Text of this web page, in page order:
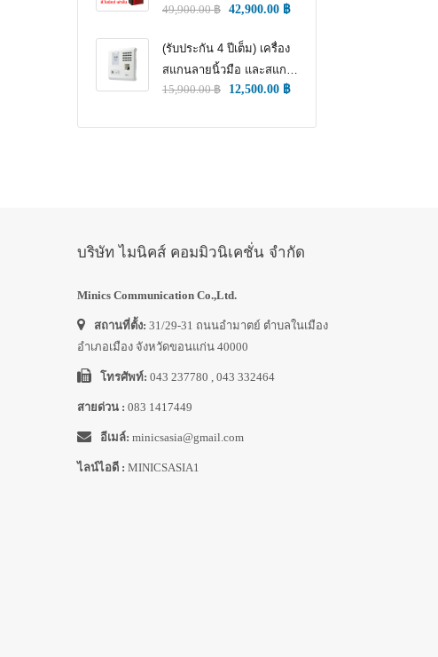
9000 ทนทานสูงที่สุด อึด
49,900.00฿ 42,900.00 ฿
(รับประกัน 4 ปีเต็ม) เครื่อง
สแกนลายนิ้วมือ และสแกน
ใบหน้า สำหรับลงเวลา
15,900.00฿ 12,500.00 ฿
บริษัท ไมนิคส์ คอมมิวนิเคชั่น จำกัด
Minics Communication Co.,Ltd.
สถานที่ตั้ง: 31/29-31 ถนนอำมาตย์ ตำบลในเมือง
อำเภอเมือง จังหวัดขอนแก่น 40000
โทรศัพท์: 043 237780 , 043 332464
สายด่วน : 083 1417449
อีเมล์: minicsasia@gmail.com
ไลน์ไอดี : MINICSASIA1